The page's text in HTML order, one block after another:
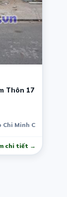
Thôn 17
Chi Minh City,
chi tiết →